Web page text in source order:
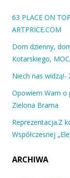
63 PLACE ON
ARTPRICE.COM
Dom dzienny,
Kotarskiego,
Niech nas widzą!-
Opowiem Wam o
Zielona Brama
Reprezentacja.Z
Współczesnej
ARCHIWA